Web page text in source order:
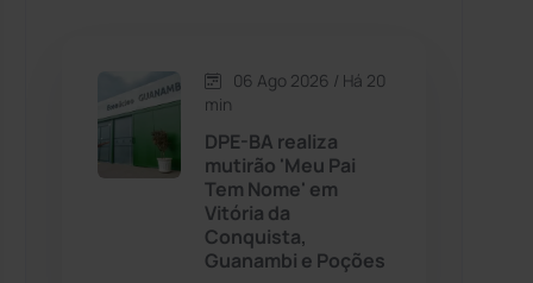
(1504)
Candiba
Cândido Sales
(103)
06 Ago 2026 / Há 20
min
DPE-BA realiza
mutirão 'Meu Pai
Tem Nome' em
Vitória da
Conquista,
Guanambi e Poções